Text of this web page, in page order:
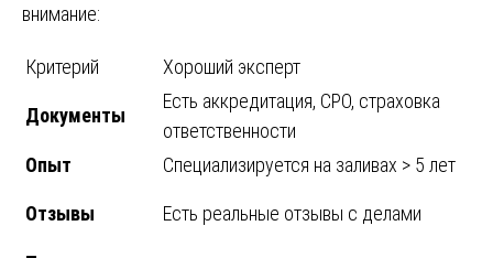
внимание:
Критерий Хороший эксперт
Документы
Есть аккредитация, СРО, страховка
ответственности
Опыт
Специализируется на заливах > 5 лет
Отзывы Есть реальные отзывы с делами